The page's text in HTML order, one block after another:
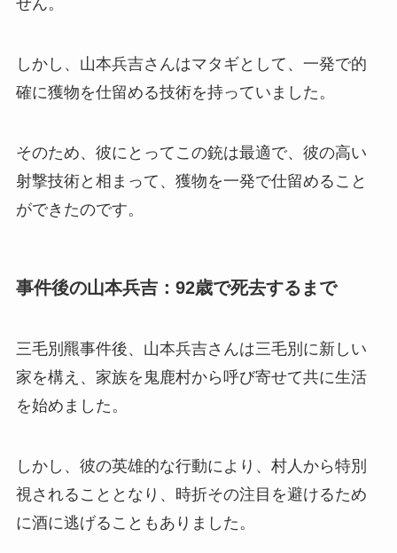
せん。
しかし、山本兵吉さんはマタギとして、一発で的
確に獲物を仕留める技術を持っていました。
そのため、彼にとってこの銃は最適で、彼の高い
射撃技術と相まって、獲物を一発で仕留めること
ができたのです。
事件後の山本兵吉：92歳で死去するまで
三毛別羆事件後、山本兵吉さんは三毛別に新しい
家を構え、家族を鬼鹿村から呼び寄せて共に生活
を始めました。
しかし、彼の英雄的な行動により、村人から特別
視されることとなり、時折その注目を避けるため
に酒に逃げることもありました。